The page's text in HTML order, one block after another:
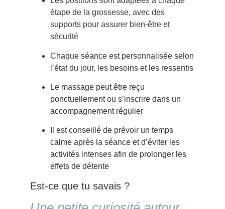
étape de la grossesse, avec des
supports pour assurer bien-être et
sécurité
Chaque séance est personnalisée selon
l’état du jour, les besoins et les ressentis
Le massage peut être reçu
ponctuellement ou s’inscrire dans un
accompagnement régulier
Il est conseillé de prévoir un temps
calme après la séance et d’éviter les
activités intenses afin de prolonger les
effets de détente
Est-ce que tu savais ?